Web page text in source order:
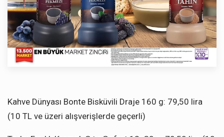
Kahve Dünyası Bonte Bisküvili Draje 160 g: 79,50 lira
(10 TL ve üzeri alışverişlerde geçerli)